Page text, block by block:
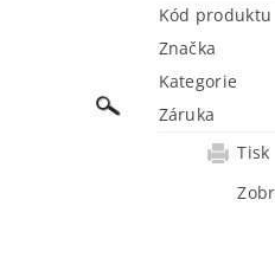
Kód produktu
Značka
Kategorie
Záruka
Tisk